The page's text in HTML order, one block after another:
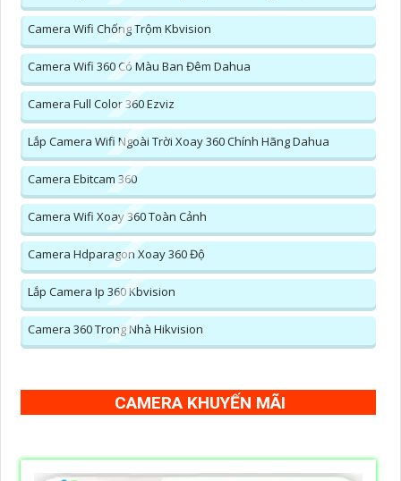
Camera Wifi Chống Trộm Kbvision
Camera Wifi 360 Có Màu Ban Đêm Dahua
Camera Full Color 360 Ezviz
Lắp Camera Wifi Ngoài Trời Xoay 360 Chính Hãng Dahua
Camera Ebitcam 360
Camera Wifi Xoay 360 Toàn Cảnh
Camera Hdparagon Xoay 360 Độ
Lắp Camera Ip 360 Kbvision
Camera 360 Trong Nhà Hikvision
CAMERA KHUYẾN MÃI